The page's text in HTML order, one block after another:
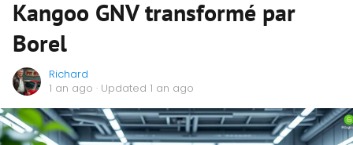
Kangoo GNV transformé par
Borel
Richard
1 an ago · Updated 1 an ago